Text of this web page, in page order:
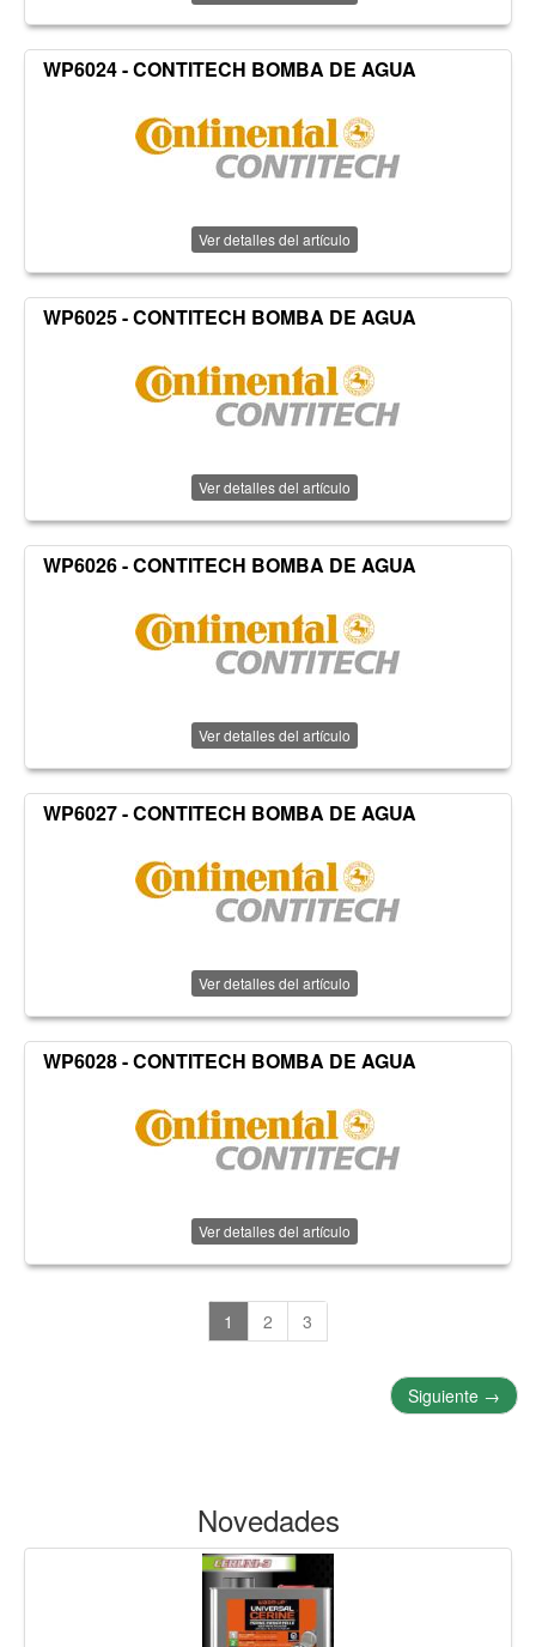
WP6024 - CONTITECH BOMBA DE AGUA
Ver detalles del artículo
WP6025 - CONTITECH BOMBA DE AGUA
Ver detalles del artículo
WP6026 - CONTITECH BOMBA DE AGUA
Ver detalles del artículo
WP6027 - CONTITECH BOMBA DE AGUA
Ver detalles del artículo
WP6028 - CONTITECH BOMBA DE AGUA
Ver detalles del artículo
1 2 3
Siguiente →
Novedades